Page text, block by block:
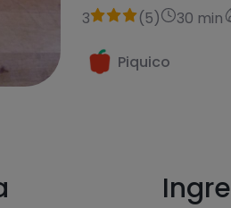
3 (5) 30 min
Piquico